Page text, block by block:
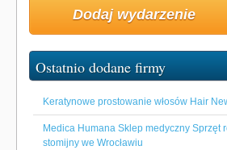
Dodaj wydarzenie
Ostatnio dodane firmy
Keratynowe prostowanie włosów Hair
Medica Humana Sklep medyczny Sprzęt
stomijny we Wrocławiu